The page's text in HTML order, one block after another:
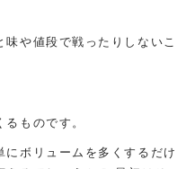
や値段で戦ったりしないこ
ものです。
にボリュームを多くするだけ